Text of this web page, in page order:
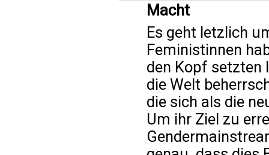
Macht
Es geht letzlich
Feministinnen
den Kopf setzten
die Welt
die sich als die
Um ihr Ziel zu